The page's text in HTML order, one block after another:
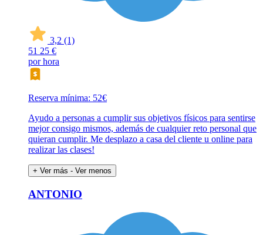
3,2 (1)
51 25 €
por hora
Reserva mínima: 52€
Ayudo a personas a cumplir sus objetivos físicos para sentirse
mejor consigo mismos, además de cualquier reto personal que
quieran cumplir. Me desplazo a casa del cliente u online para
realizar las clases!
+ Ver más - Ver menos
ANTONIO